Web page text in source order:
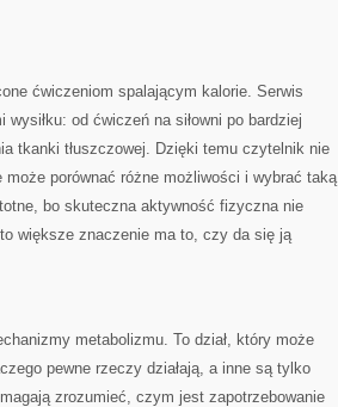
ćwiczeniom spalającym kalorie. Serwis
od ćwiczeń na siłowni po bardziej
tkanki tłuszczowej. Dzięki temu czytelnik nie
porównać różne możliwości i wybrać taką
bo skuteczna aktywność fizyczna nie
większe znaczenie ma to, czy da się ją
metabolizmu. To dział, który może
pewne rzeczy działają, a inne są tylko
zrozumieć, czym jest zapotrzebowanie